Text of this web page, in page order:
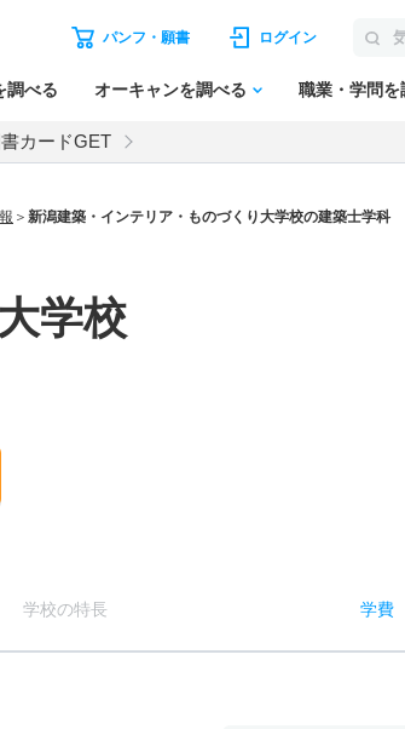
パンフ・願書 ログイン
調べる オーキャンを調べる 職業・学問を
カードGET
新潟建築・インテリア・ものづくり大学校の建築士学科
学校
学校の特長 学費